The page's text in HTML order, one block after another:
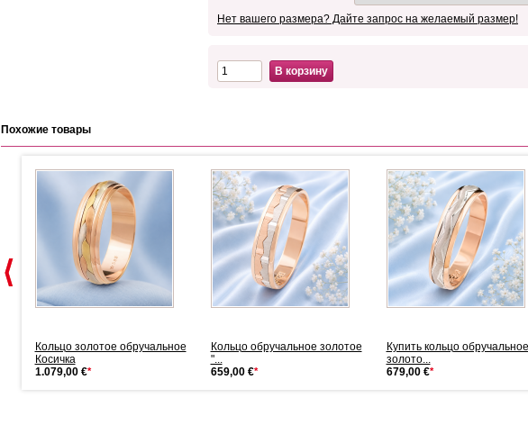
Нет вашего размера? Дайте запрос на желаемый размер!
В корзину
Похожие товары
Кольцо золотое обручальное
Косичка
1.079,00 €*
Кольцо обручальное золотое
"...
659,00 €*
Купить кольцо обручальное
золото...
679,00 €*